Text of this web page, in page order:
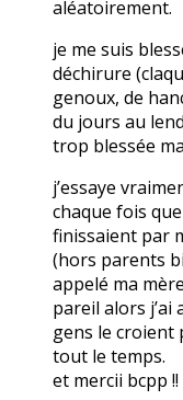
aléatoirement.
je me suis
déchirure
genoux, de
du jours au
trop blessée
j’essaye
chaque fois que
finissaient par
(hors parents
appelé ma
pareil alors j’ai
gens le croient
tout le temps.
et mercii bcpp !!